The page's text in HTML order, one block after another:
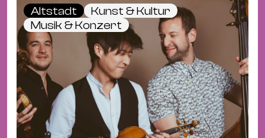
Altstadt
Kunst & Kultur
Musik & Konzert